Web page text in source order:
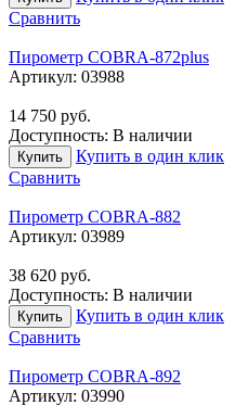
Сравнить
Пирометр COBRA-872plus
Артикул: 03988
14 750 руб.
Доступность: В наличии
Купить
Купить в один клик
Сравнить
Пирометр COBRA-882
Артикул: 03989
38 620 руб.
Доступность: В наличии
Купить
Купить в один клик
Сравнить
Пирометр COBRA-892
Артикул: 03990